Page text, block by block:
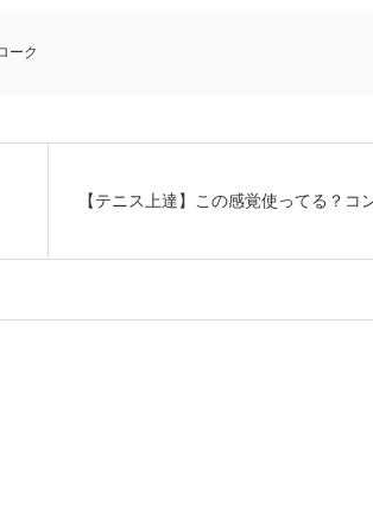
ーク
【テニス上達】この感覚使ってる？コ